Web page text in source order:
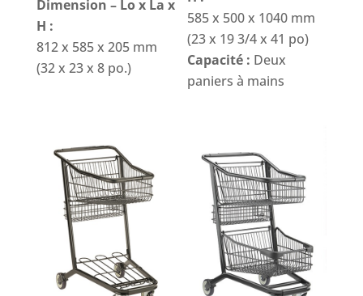
Dimension – Lo x La x
H :
812 x 585 x 205 mm
(32 x 23 x 8 po.)
585 x 500 x 1040 mm
(23 x 19 3/4 x 41 po)
Capacité : Deux
paniers à mains